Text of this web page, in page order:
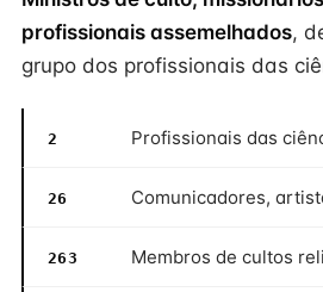
profissionais assemelhados,
grupo dos profissionais das
2 Profissionais das
26 Comunicadores,
263 Membros de cultos